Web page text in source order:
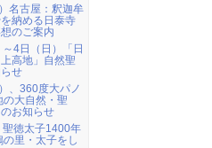
名古屋：釈迦牟
納める日泰寺
のご案内
4日（日）「日
高地」自然聖
せ
、360度大パノ
の大自然・聖
お知らせ
徳太子1400年
里・太子をし